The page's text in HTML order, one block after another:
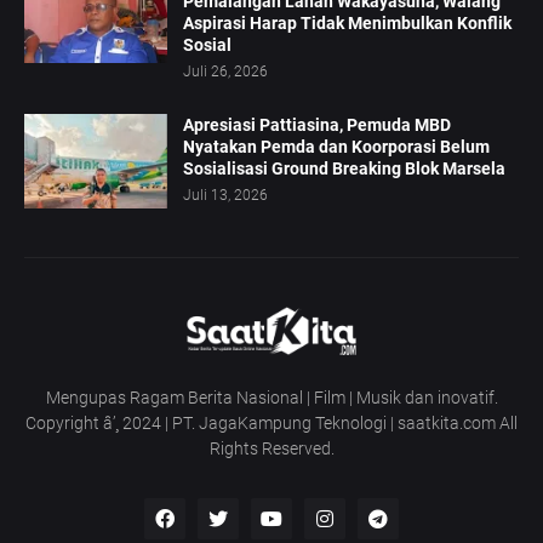
Aspirasi Harap Tidak Menimbulkan Konflik
Sosial
Juli 26, 2026
Apresiasi Pattiasina, Pemuda MBD
Nyatakan Pemda dan Koorporasi Belum
Sosialisasi Ground Breaking Blok Marsela
Juli 13, 2026
Mengupas Ragam Berita Nasional | Film | Musik dan inovatif.
Copyright â’¸ 2024 | PT. JagaKampung Teknologi | saatkita.com All
Rights Reserved.